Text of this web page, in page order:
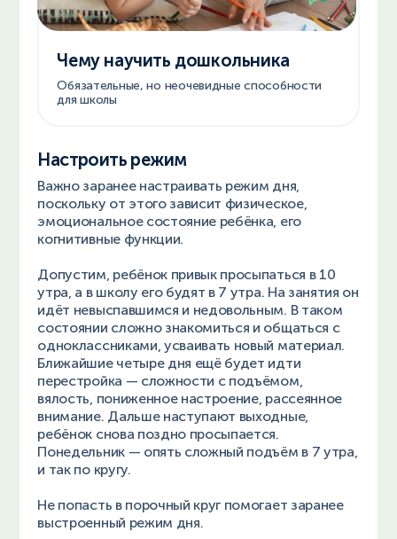
Чему научить дошкольника
Обязательные, но неочевидные способности
для школы
Настроить режим
Важно заранее настраивать режим дня,
поскольку от этого зависит физическое,
эмоциональное состояние ребёнка, его
когнитивные функции.
Допустим, ребёнок привык просыпаться в 10
утра, а в школу его будят в 7 утра. На занятия он
идёт невыспавшимся и недовольным. В таком
состоянии сложно знакомиться и общаться с
одноклассниками, усваивать новый материал.
Ближайшие четыре дня ещё будет идти
перестройка — сложности с подъёмом,
вялость, пониженное настроение, рассеянное
внимание. Дальше наступают выходные,
ребёнок снова поздно просыпается.
Понедельник — опять сложный подъём в 7 утра,
и так по кругу.
Не попасть в порочный круг помогает заранее
выстроенный режим дня.